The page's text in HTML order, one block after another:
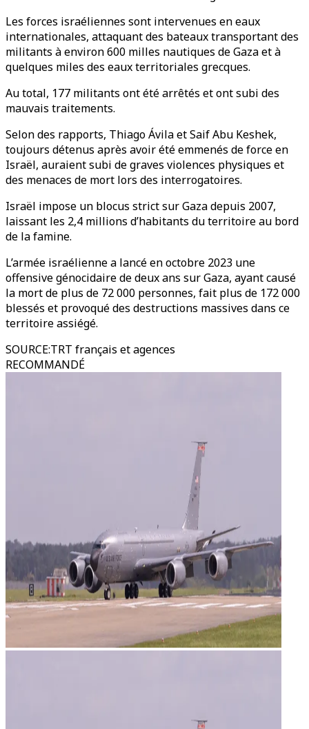
Les forces israéliennes sont intervenues en eaux
internationales, attaquant des bateaux transportant des
militants à environ 600 milles nautiques de Gaza et à
quelques miles des eaux territoriales grecques.
Au total, 177 militants ont été arrêtés et ont subi des
mauvais traitements.
Selon des rapports, Thiago Ávila et Saif Abu Keshek,
toujours détenus après avoir été emmenés de force en
Israël, auraient subi de graves violences physiques et
des menaces de mort lors des interrogatoires.
Israël impose un blocus strict sur Gaza depuis 2007,
laissant les 2,4 millions d’habitants du territoire au bord
de la famine.
L’armée israélienne a lancé en octobre 2023 une
offensive génocidaire de deux ans sur Gaza, ayant causé
la mort de plus de 72 000 personnes, fait plus de 172 000
blessés et provoqué des destructions massives dans ce
territoire assiégé.
SOURCE:TRT français et agences
RECOMMANDÉ